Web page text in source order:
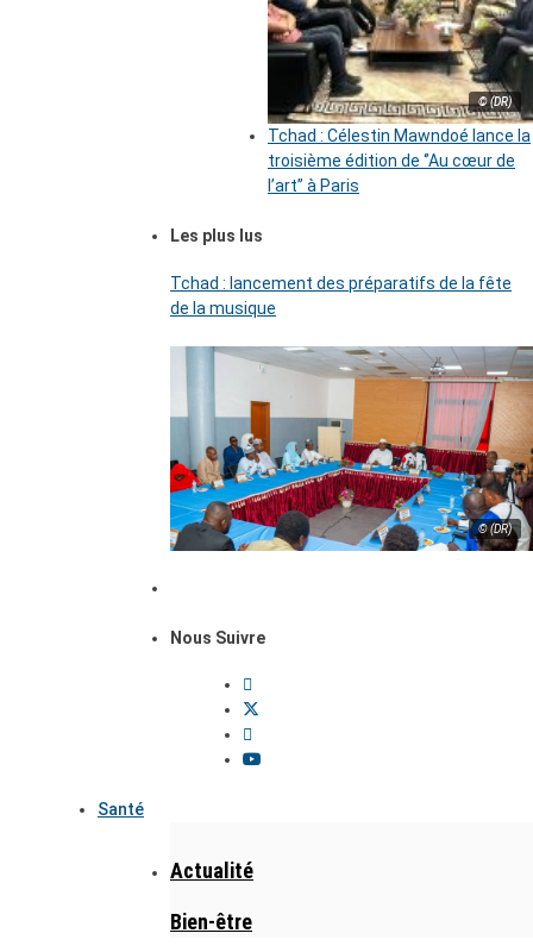
© (DR)
Tchad : Célestin Mawndoé lance la
troisième édition de ‘’Au cœur de
l’art’’ à Paris
Les plus lus
Tchad : lancement des préparatifs de la fête
de la musique
© (DR)
Nous Suivre
Santé
Actualité
Bien-être